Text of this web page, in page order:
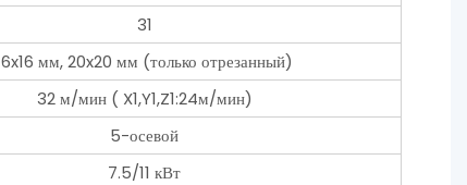
31
мм, 20x20 мм (только отрезанный)
32 м/мин ( X1,Y1,Z1:24м/мин)
5-осевой
7.5/11 кВт